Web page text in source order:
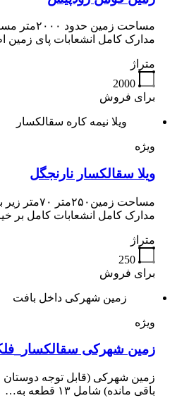
مساحت زمین
مدارک کامل انشعابات پای
متراژ
2000
برای فروش
ویلا نیمه کاره سقالکسار
ویژه
ویلا سقالکسار نارنجگل
مساحت
مدارک کامل انشعابات کامل بر
متراژ
250
برای فروش
زمین شهرکی داخل بافت
ویژه
زمین شهرکی
زمین شهرکی (قابل توجه
باقی مانده) شامل ۱۳ قطعه به…